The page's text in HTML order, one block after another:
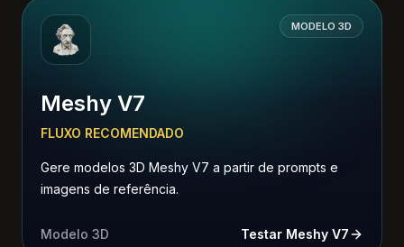
MODELO 3D
Meshy V7
FLUXO RECOMENDADO
Gere modelos 3D Meshy V7 a partir de prompts e
imagens de referência.
Modelo 3D Testar Meshy V7